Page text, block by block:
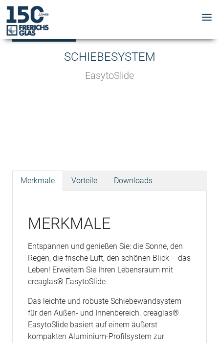
SCHIEBESYSTEM
EasytoSlide
Merkmale Vorteile Downloads
MERKMALE
Entspannen und genießen Sie: die Sonne, den
Regen, die frische Luft, den schönen Blick – das
Leben! Erweitern Sie Ihren Lebensraum mit
creaglas® EasytoSlide.
Das leichte und robuste Schiebewandsystem
für den Außen- und Innenbereich. creaglas®
EasytoSlide basiert auf einem äußerst
kompakten Aluminium-Profilsystem zur